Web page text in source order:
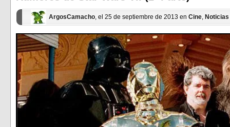
ArgosCamacho, el 25 de septiembre de 2013 en Cine, Noticias